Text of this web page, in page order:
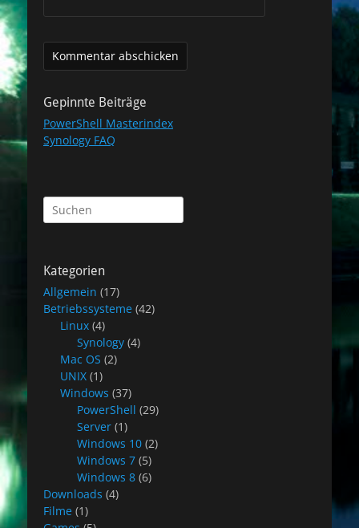
Gepinnte Beiträge
PowerShell Masterindex
Synology FAQ
Suchen
nach:
Kategorien
Allgemein (17)
Betriebssysteme (42)
Linux (4)
Synology (4)
Mac OS (2)
UNIX (1)
Windows (37)
PowerShell (29)
Server (1)
Windows 10 (2)
Windows 7 (5)
Windows 8 (6)
Downloads (4)
Filme (1)